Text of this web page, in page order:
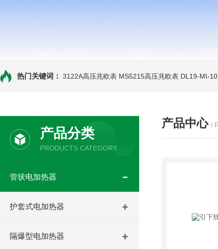
热门关键词： 3122A高压兆欧表 MS5215高压兆欧表 DL19-MI-
产品分类
PRODUCTS CATEGORY
管状电加热器
护套式电加热器
隔爆型电加热器
产品中心 /